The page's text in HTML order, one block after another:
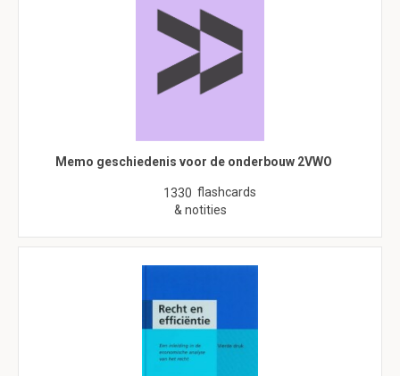
Memo geschiedenis voor de onderbouw 2VWO
1330 flashcards
& notities